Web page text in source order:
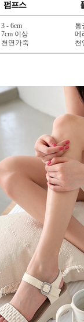
펌프스
3 - 6cm
7cm 이상
천연가죽
통
메
천